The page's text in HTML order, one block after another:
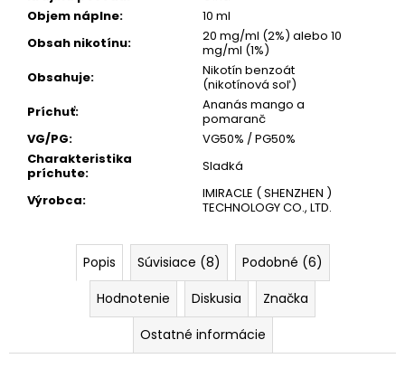
Objem náplne:
10 ml
Obsah nikotínu:
20 mg/ml (2%) alebo 10
mg/ml (1%)
Obsahuje:
Nikotín benzoát
(nikotínová soľ)
Príchuť:
Ananás mango a
pomaranč
VG/PG:
VG50% / PG50%
Charakteristika
príchute:
Sladká
Výrobca:
IMIRACLE ( SHENZHEN )
TECHNOLOGY CO., LTD.
Popis Súvisiace (8)
Podobné (6)
Hodnotenie
Diskusia
Značka
Ostatné informácie
GOLD
NICOTINE
POUCHES
[EXP:15.07.2026]
€4,90
Pôvodne:
€5,90